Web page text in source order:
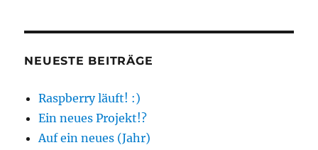
NEUESTE BEITRÄGE
Raspberry läuft! :)
Ein neues Projekt!?
Auf ein neues (Jahr)